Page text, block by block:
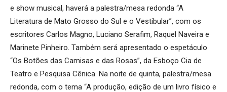
e show musical, haverá a palestra/mesa redonda “A
Literatura de Mato Grosso do Sul e o Vestibular”, com os
escritores Carlos Magno, Luciano Serafim, Raquel Naveira e
Marinete Pinheiro. Também será apresentado o espetáculo
“Os Botões das Camisas e das Rosas”, da Esboço Cia de
Teatro e Pesquisa Cênica. Na noite de quinta, palestra/mesa
redonda, com o tema “A produção, edição de um livro físico e